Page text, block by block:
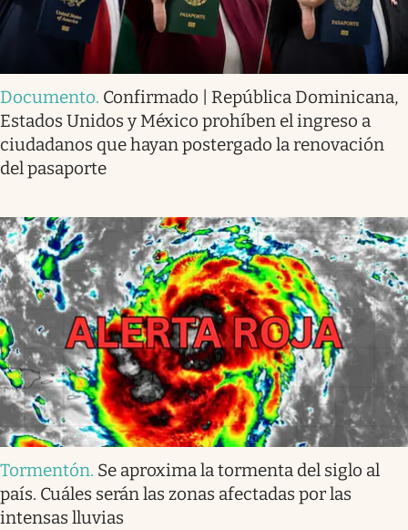
Documento. Confirmado | República Dominicana,
Estados Unidos y México prohíben el ingreso a
ciudadanos que hayan postergado la renovación
del pasaporte
Tormentón. Se aproxima la tormenta del siglo al
país. Cuáles serán las zonas afectadas por las
intensas lluvias